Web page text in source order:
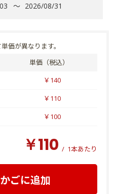
～ 2026/08/31
価が異なります。
単価（税込）
￥140
￥110
￥100
￥110 / 1本あたり
ごに追加